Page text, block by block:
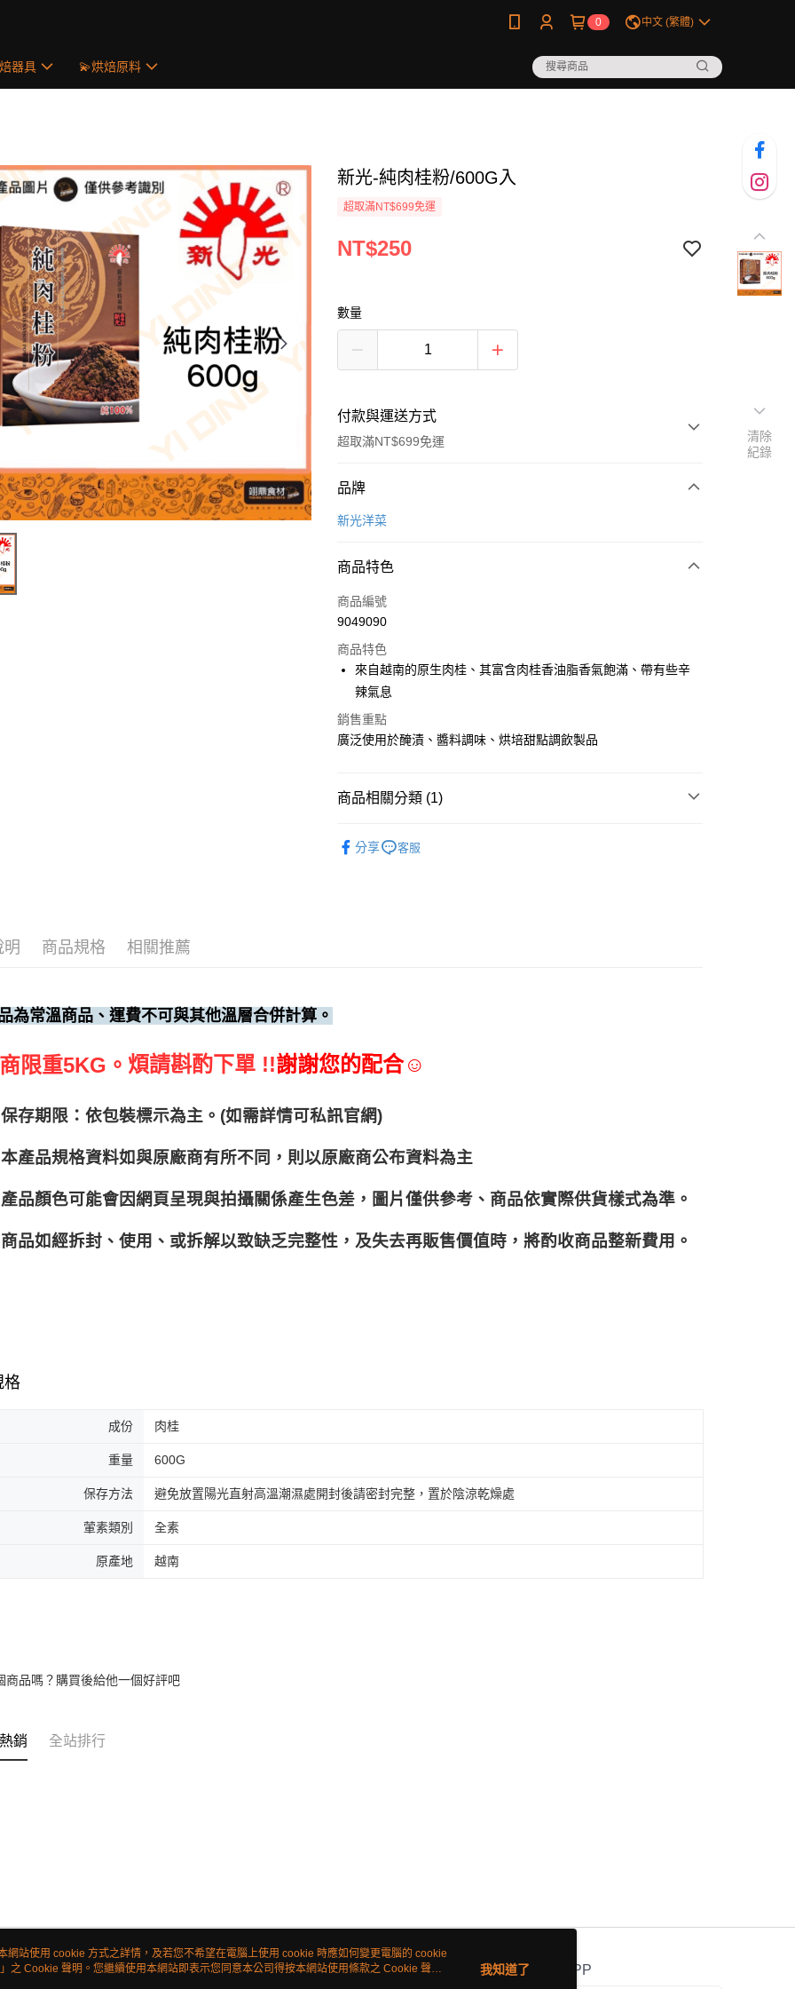
0 中文 (繁體)
器具 💫烘焙原料
新光-純肉桂粉/600G入
超取滿NT$699免運
NT$250
數量
付款與運送方式
超取滿NT$699免運
付款方式
信用卡一次付款
運送方式
• 付款後全家取貨
每筆NT$60，滿NT$699(含以上)免運費
• 付款後7-11取貨
每筆NT$60，滿NT$699(含以上)免運費
品牌
新光洋菜
商品特色
商品編號
9049090
商品特色
來自越南的原生肉桂、其富含肉桂香油脂香氣飽滿、帶有些辛
辣氣息
銷售重點
廣泛使用於醃漬、醬料調味、烘培甜點調飲製品
商品相關分類 (1)
分享
客服
明 商品規格 相關推薦
為常溫商品、運費不可與其他溫層合併計算。
限重5KG。 煩請斟酌下單 !!謝謝您的配合☺
保存期限：依包裝標示為主。(如需詳情可私訊官網)
本產品規格資料如與原廠商有所不同，則以原廠商公布資料為主
產品顏色可能會因網頁呈現與拍攝關係產生色差，圖片僅供參考、商品依實際供貨樣式為準。
商品如經拆封、使用、或拆解以致缺乏完整性，及失去再販售價值時，將酌收商品整﻿新費用。
格
成份 肉桂
重量 600G
保存方法 避免放置陽光直射高溫潮濕處開封後請密封完整，置於陰涼乾燥處
葷素類別 全素
原產地 越南
商品嗎？購買後給他一個好評吧
銷 全站排行
關於我們 客服資訊 官方APP
清除
紀錄
網站使用 cookie 方式之詳情，及若您不希望在電腦上使用 cookie 時應如何變更電腦的 cookie
」之 Cookie 聲明。您繼續使用本網站即表示您同意本公司得按本網站使用條款之 Cookie 聲明
我知道了